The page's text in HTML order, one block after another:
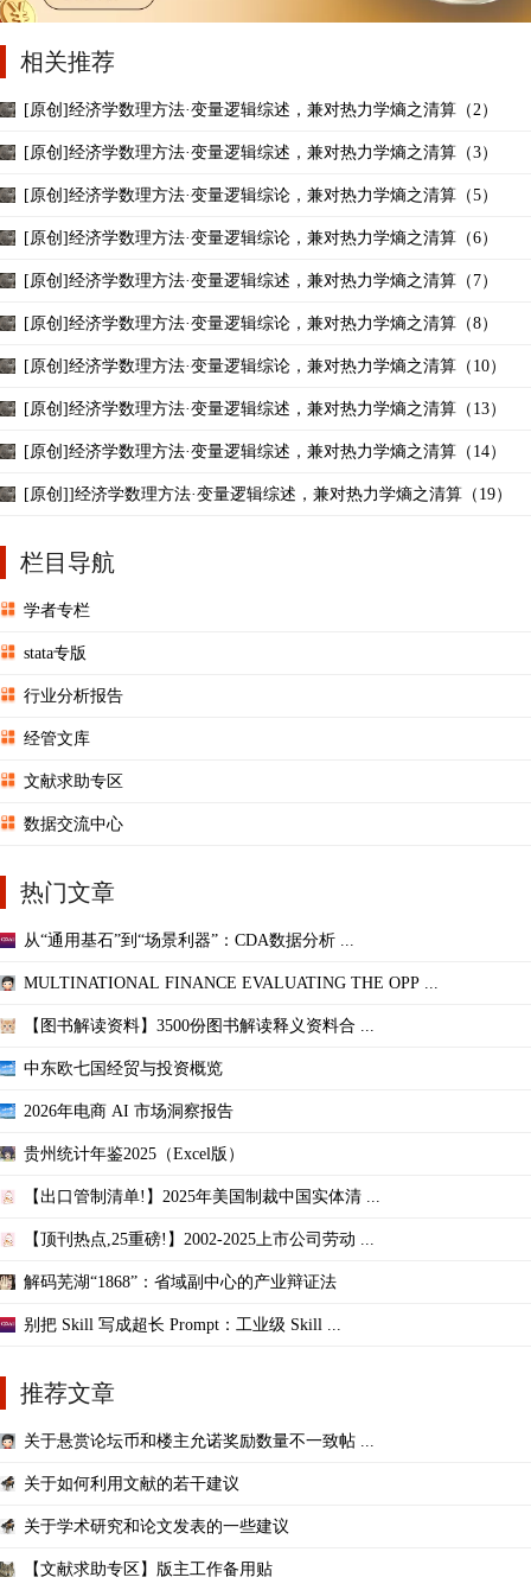
相关推荐
[原创]经济学数理方法·变量逻辑综述，兼对热力学熵之清算（2）
[原创]经济学数理方法·变量逻辑综述，兼对热力学熵之清算（3）
[原创]经济学数理方法·变量逻辑综论，兼对热力学熵之清算（5）
[原创]经济学数理方法·变量逻辑综论，兼对热力学熵之清算（6）
[原创]经济学数理方法·变量逻辑综述，兼对热力学熵之清算（7）
[原创]经济学数理方法·变量逻辑综论，兼对热力学熵之清算（8）
[原创]经济学数理方法·变量逻辑综论，兼对热力学熵之清算（10）
[原创]经济学数理方法·变量逻辑综述，兼对热力学熵之清算（13）
[原创]经济学数理方法·变量逻辑综述，兼对热力学熵之清算（14）
[原创]]经济学数理方法·变量逻辑综述，兼对热力学熵之清算（19）
栏目导航
学者专栏
stata专版
行业分析报告
经管文库
文献求助专区
数据交流中心
热门文章
从“通用基石”到“场景利器”：CDA数据分析 ...
MULTINATIONAL FINANCE EVALUATING THE OPP ...
【图书解读资料】3500份图书解读释义资料合 ...
中东欧七国经贸与投资概览
2026年电商 AI 市场洞察报告
贵州统计年鉴2025（Excel版）
【出口管制清单!】2025年美国制裁中国实体清 ...
【顶刊热点,25重磅!】2002-2025上市公司劳动 ...
解码芜湖“1868”：省域副中心的产业辩证法
别把 Skill 写成超长 Prompt：工业级 Skill ...
推荐文章
关于悬赏论坛币和楼主允诺奖励数量不一致帖 ...
关于如何利用文献的若干建议
关于学术研究和论文发表的一些建议
【文献求助专区】版主工作备用贴